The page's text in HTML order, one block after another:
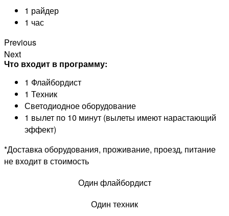
1 райдер
1 час
Previous
Next
Что входит в программу:
1 Флайбордист
1 Техник
Светодиодное оборудование
1 вылет по 10 минут (вылеты имеют нарастающий
эффект)
*Доставка оборудования, проживание, проезд, питание
не входит в стоимость
Один флайбордист
Один техник